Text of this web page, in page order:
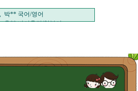
박** 국어/영어
윤** 바이올린/일본어
김** 국어
이** 수학/국어
어 , 김** 영어